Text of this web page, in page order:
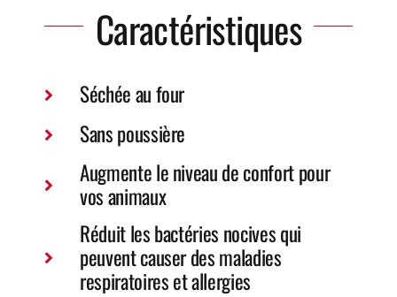
Caractéristiques
Séchée au four
Sans poussière
Augmente le niveau de confort pour
vos animaux
Réduit les bactéries nocives qui
peuvent causer des maladies
respiratoires et allergies